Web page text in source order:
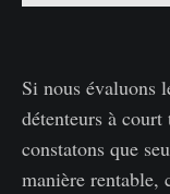
Si nous évaluons
détenteurs à
constatons que
manière rentable,